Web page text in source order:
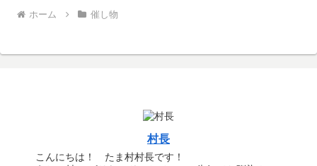
ホーム 催し物
村長
こんにちは！ たま村村長です！